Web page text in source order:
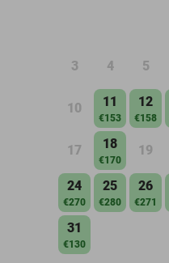
3 4 5
10 11
€153
12
€158
17 18
€170
19
24
€270
25
€280
26
€271
31
€130